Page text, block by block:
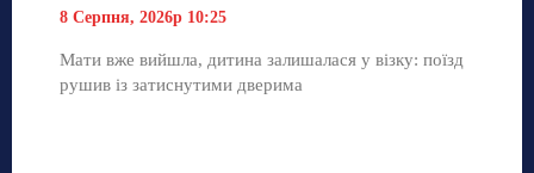
8 Серпня, 2026р 10:25
Мати вже вийшла, дитина залишалася у візку: поїзд
рушив із затиснутими дверима